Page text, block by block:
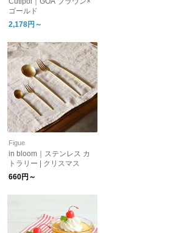
ゴールド
2,178円～
Figue
in bloom｜ステンレス カ
トラリー | クリスマス
660円～